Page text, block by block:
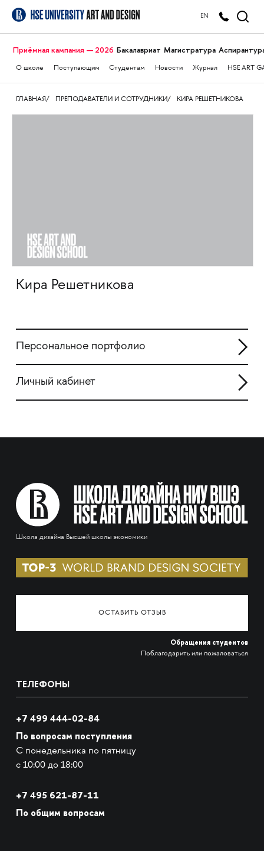
EN
Приёмная кампания — 2026 Бакалавриат Магистратура
О школе Поступающим Студентам Новости Журнал HSE ART
ГЛАВНАЯ ПРЕПОДАВАТЕЛИ И СОТРУДНИКИ КИРА РЕШЕТНИКОВА
Кира Решетникова
Персональное портфолио
Личный кабинет
Школа дизайна Высшей школы экономики
ОСТАВИТЬ ОТЗЫВ
Обращения студентов
Поблагодарить или пожаловаться
ТЕЛЕФОНЫ
+7 499 444-02-84
По вопросам поступления
С понедельника по пятницу
с 10:00 до 18:00
+7 495 621-87-11
По общим вопросам